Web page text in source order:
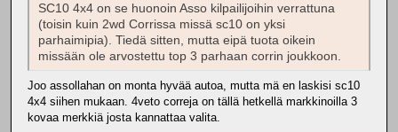
SC10 4x4 on se huonoin Asso kilpailijoihin verrattuna
(toisin kuin 2wd Corrissa missä sc10 on yksi
parhaimipia). Tiedä sitten, mutta eipä tuota oikein
missään ole arvostettu top 3 parhaan corrin joukkoon.
Joo assollahan on monta hyvää autoa, mutta mä en laskisi sc10
4x4 siihen mukaan. 4veto correja on tällä hetkellä markkinoilla 3
kovaa merkkiä josta kannattaa valita.